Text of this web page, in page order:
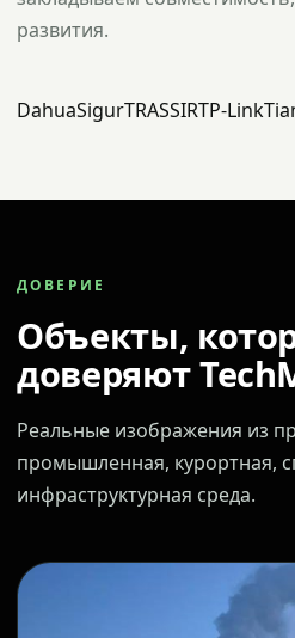
развития.
DahuaSigurTRASSIRTP-Link
ДОВЕРИЕ
Объекты,
доверяют
Реальные изображения из
промышленная, курортная,
инфраструктурная среда.